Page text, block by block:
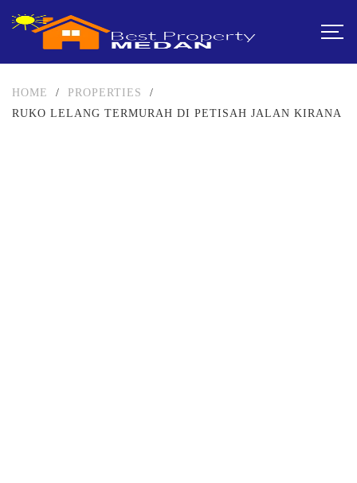
HOME / PROPERTIES
/
RUKO LELANG TERMURAH DI PETISAH JALAN KIRANA